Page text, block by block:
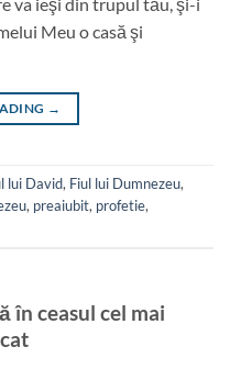
Meu o casă şi
→
lui David, Fiul lui Dumnezeu,
, preaiubit, profetie,
în ceasul cel mai